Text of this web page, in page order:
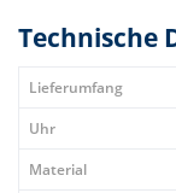
Technische
Lieferumfang
Uhr
Material